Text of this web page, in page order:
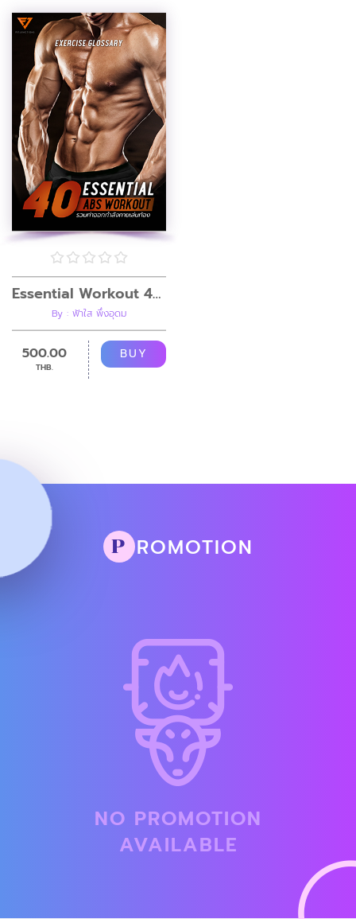
Essential Workout 40 ท่าเล่นท้อง
By : ฟ้าใส พึ่งอุดม
500.00
THB.
BUY
P ROMOTION
NO PROMOTION
AVAILABLE